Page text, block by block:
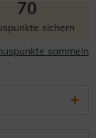
70
sichern
sammeln